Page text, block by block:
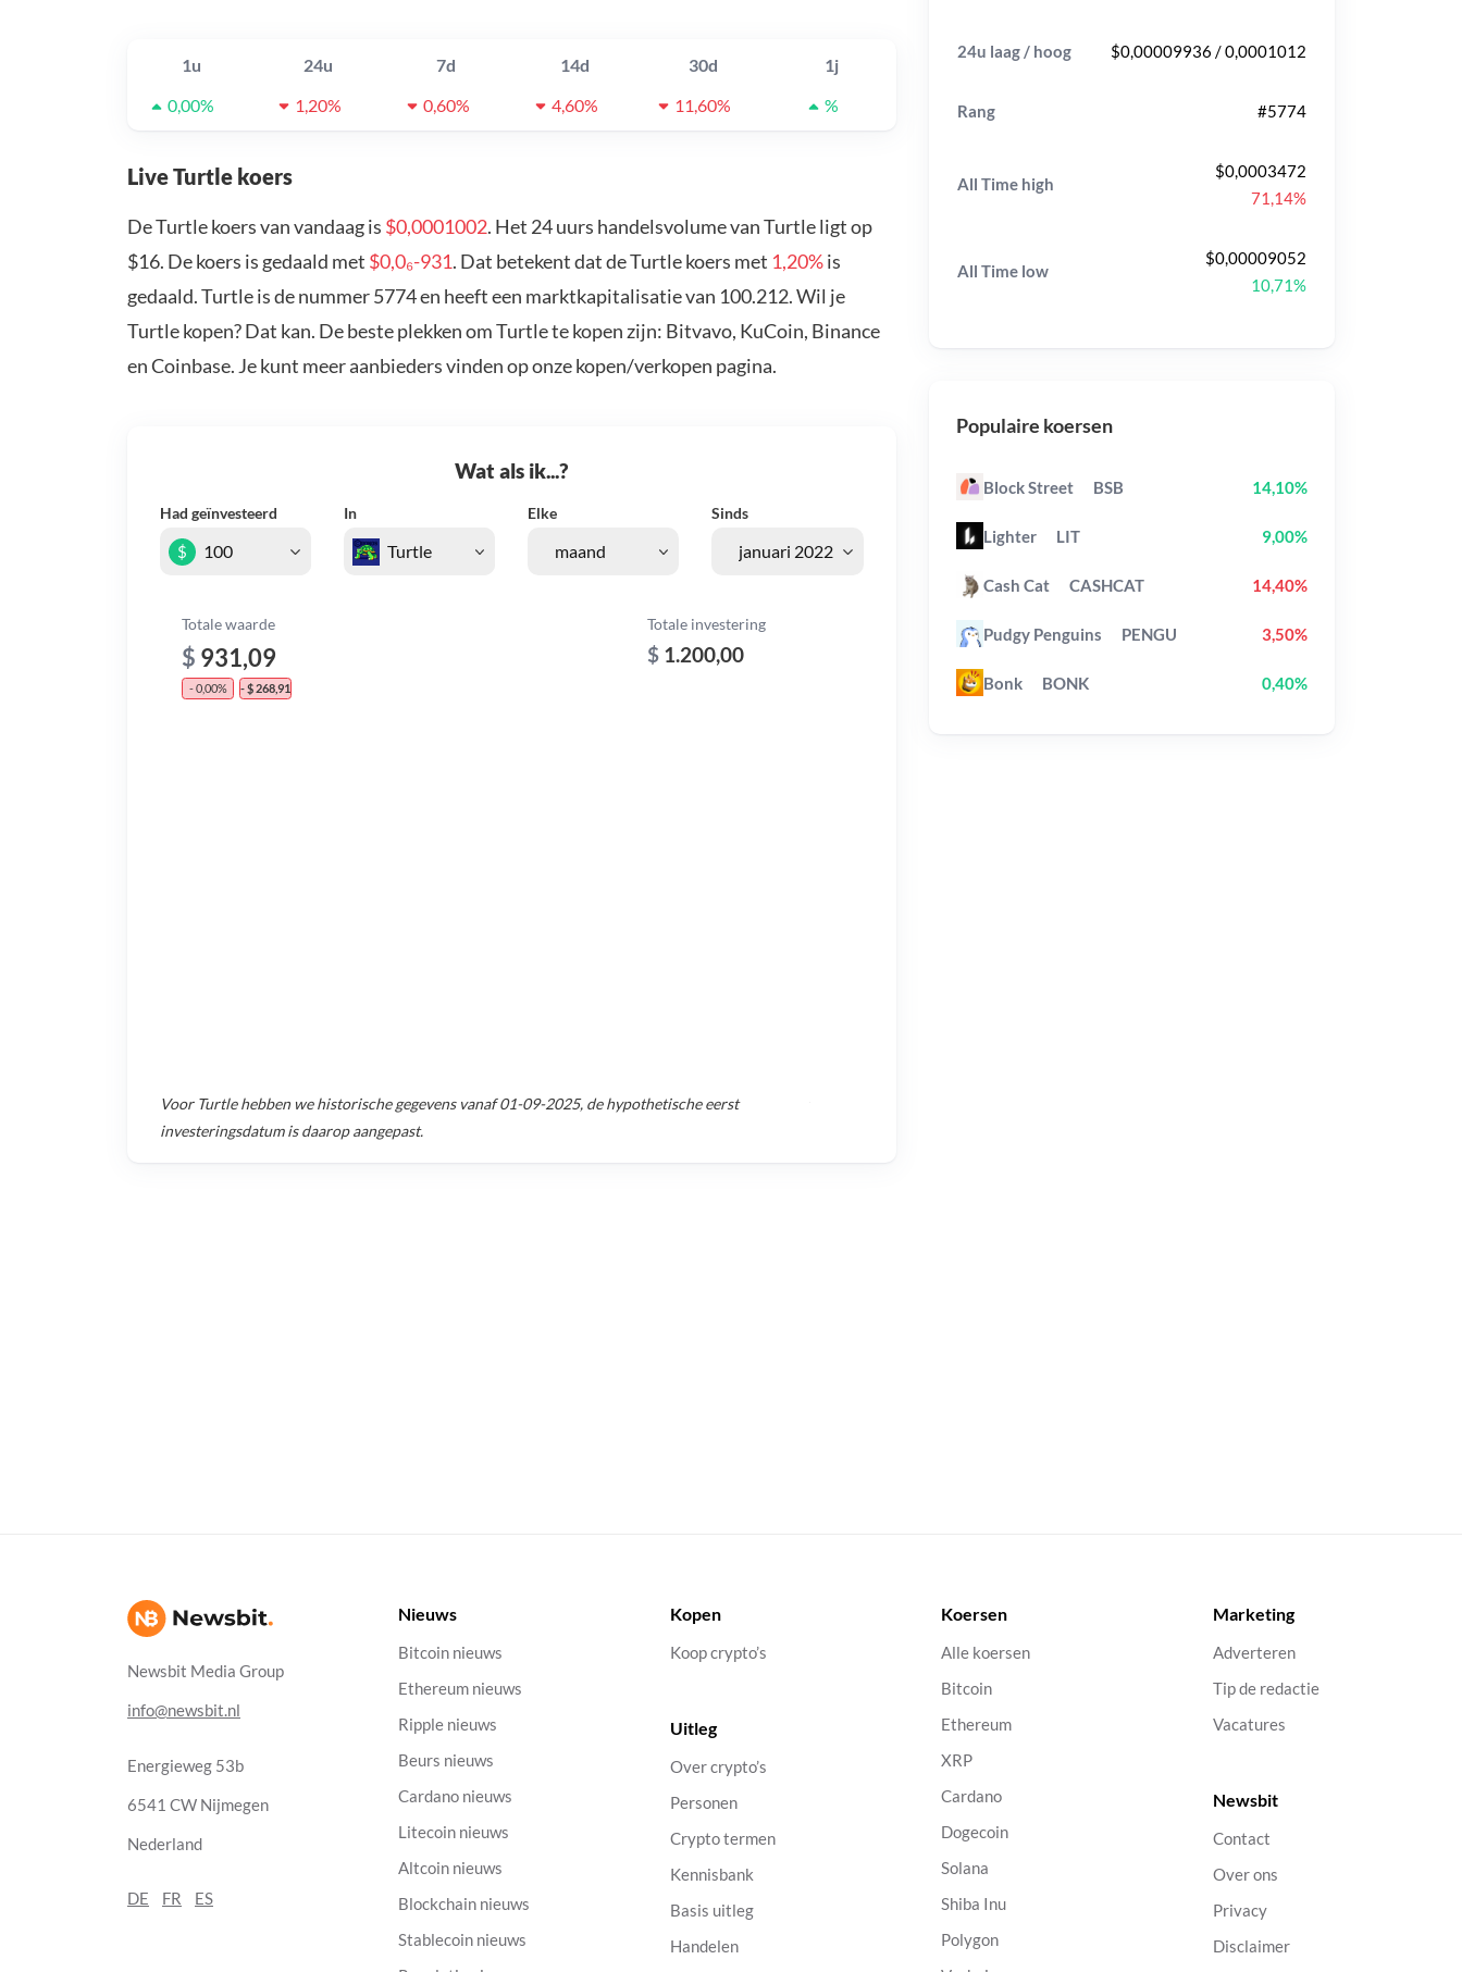
1u 24u 7d 14d 30d
1j
0,00%
1,20% 0,60% 4,60% 11,60% %
Live Turtle koers
De Turtle koers van vandaag is $0,0001002. Het 24 uurs handelsvolume van Turtle ligt op
$16. De koers is gedaald met $0,0₆-931. Dat betekent dat de Turtle koers met 1,20%is
gedaald. Turtle is de nummer 5774 en heeft een marktkapitalisatie van 100.212. Wil je
Turtle kopen? Dat kan. De beste plekken om Turtle te kopen zijn: Bitvavo, KuCoin, Binance
en Coinbase. Je kunt meer aanbieders vinden op onze kopen/verkopen pagina.
Wat als ik...?
Had geïnvesteerd In Elke Sinds
$
Totale waarde
$ 931,09
- 0,00% - $ 268,91
Totale investering
$ 1.200,00
Voor Turtlehebben we historische gegevens vanaf01-09-2025, de hypothetische eerst
investeringsdatum is daarop aangepast.
24u laag / hoog $0,00009936 / 0,0001012
Rang #5774
All Time high
$0,0003472
71,14%
All Time low
$0,00009052
10,71%
Populaire koersen
Block Street BSB 14,10%
Lighter LIT 9,00%
Cash Cat CASHCAT 14,40%
Pudgy Penguins PENGU 3,50%
Bonk BONK 0,40%
Newsbit Media Group
info@newsbit.nl
Energieweg 53b
6541 CW Nijmegen
Nederland
DE FR ES
Nieuws
Bitcoin nieuws
Ethereum nieuws
Ripple nieuws
Beurs nieuws
Cardano nieuws
Litecoin nieuws
Altcoin nieuws
Blockchain nieuws
Stablecoin nieuws
Kopen
Koop crypto’s
Uitleg
Over crypto’s
Personen
Crypto termen
Kennisbank
Basis uitleg
Handelen
Koersen
Alle koersen
Bitcoin
Ethereum
XRP
Cardano
Dogecoin
Solana
Shiba Inu
Polygon
Marketing
Adverteren
Tip de redactie
Vacatures
Newsbit
Contact
Over ons
Privacy
Disclaimer